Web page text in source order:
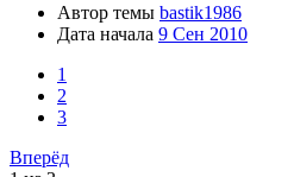
Автор темы bastik1986
Дата начала 9 Сен 2010
1
2
3
Вперёд